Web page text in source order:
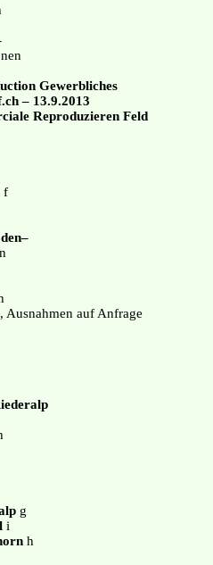
Gewerbliches
– 13.9.2013
Reproduzieren Feld
f
auf Anfrage
g
i
h